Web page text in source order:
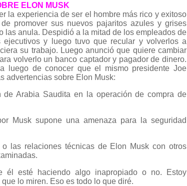
ELON MUSK
la experiencia de ser el hombre más rico y exitoso
promover sus nuevos pajaritos azules y grises
las anula. Despidió a la mitad de los empleados de
ejecutivos y luego tuvo que recular y volverlos a
su trabajo. Luego anunció que quiere cambiar
volverlo un banco captador y pagador de dinero.
luego de conocer que el mismo presidente Joe
advertencias sobre Elon Musk:
de Arabia Saudita en la operación de compra de
Musk supone una amenaza para la seguridad
las relaciones técnicas de Elon Musk con otros
él esté haciendo algo inapropiado o no. Estoy
lo miren. Eso es todo lo que diré.